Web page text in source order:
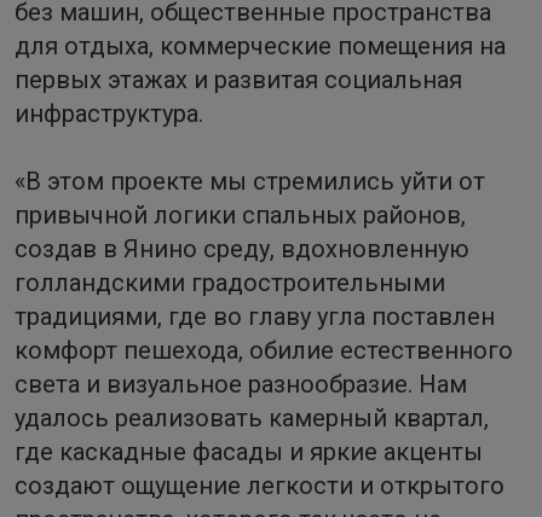
без машин, общественные пространства
для отдыха, коммерческие помещения на
первых этажах и развитая социальная
инфраструктура.
«В этом проекте мы стремились уйти от
привычной логики спальных районов,
создав в Янино среду, вдохновленную
голландскими градостроительными
традициями, где во главу угла поставлен
комфорт пешехода, обилие естественного
света и визуальное разнообразие. Нам
удалось реализовать камерный квартал,
где каскадные фасады и яркие акценты
создают ощущение легкости и открытого